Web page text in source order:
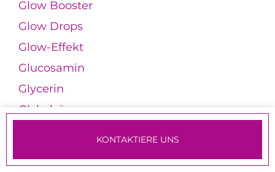
Glow Booster
Glow Drops
Glow-Effekt
Glucosamin
Glycerin
Glykolsäure
TERMINE & ANMELDUNG
KONTAKTIERE UNS